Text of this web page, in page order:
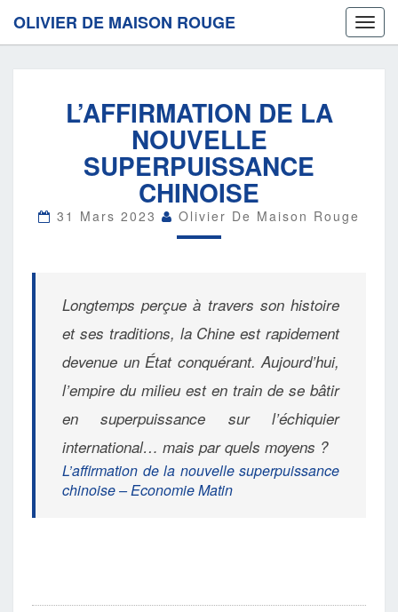
OLIVIER DE MAISON ROUGE
DE
LA
NOUVELLE
SUPERPUISSANCE
CHINOISE
L’AFFIRMATION DE LA
NOUVELLE
SUPERPUISSANCE
CHINOISE
31 Mars 2023 Olivier De Maison Rouge
Longtemps perçue à travers son histoire
et ses traditions, la Chine est rapidement
devenue un État conquérant. Aujourd’hui,
l’empire du milieu est en train de se bâtir
en superpuissance sur l’échiquier
international… mais par quels moyens ?
L’affirmation de la nouvelle superpuissance
chinoise – Economie Matin